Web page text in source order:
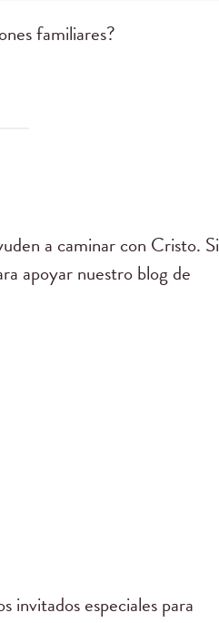
familiares?
a caminar con Cristo. Si
apoyar nuestro blog de
invitados especiales para